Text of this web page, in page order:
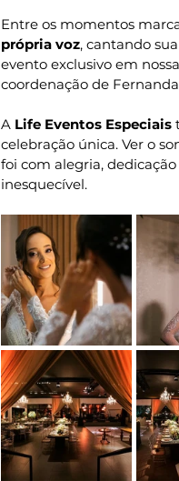
Entre os momentos
própria voz, cantando
evento exclusivo em
coordenação de
A Life Eventos Especiais
celebração única. Ver o
foi com alegria,
inesquecível.